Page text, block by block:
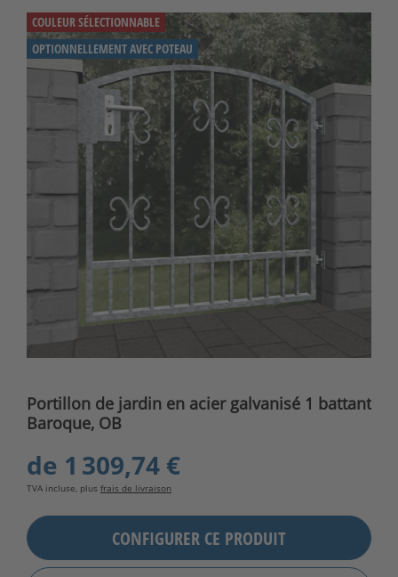
COULEUR SÉLECTIONNABLE
OPTIONNELLEMENT AVEC POTEAU
Portillon de jardin en acier galvanisé 1 battant
Baroque, OB
de 1 309,74 €
TVA incluse, plus frais de livraison
CONFIGURER CE PRODUIT